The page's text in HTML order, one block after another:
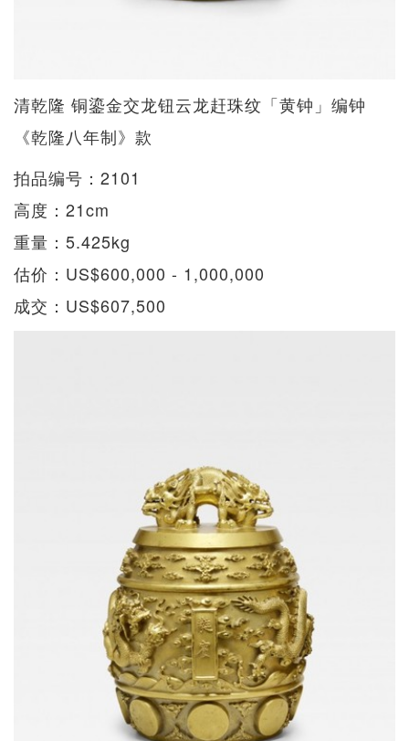
清乾隆 铜鎏金交龙钮云龙赶珠纹「黄钟」编钟
《乾隆八年制》款
拍品编号：2101
高度：21cm
重量：5.425kg
估价：US$600,000 - 1,000,000
成交：US$607,500